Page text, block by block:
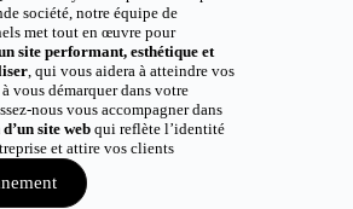
société, notre équipe de
met tout en œuvre pour
site performant, esthétique et
, qui vous aidera à atteindre vos
vous démarquer dans votre
nous vous accompagner dans
site webqui reflète l’identité
et attire vos clients